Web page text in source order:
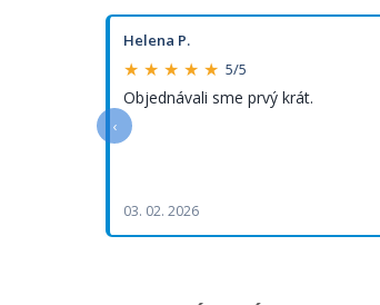
Helena P.
★ ★ ★ ★ ★ 5/5
Objednávali sme prvý krát.
03. 02. 2026
‹